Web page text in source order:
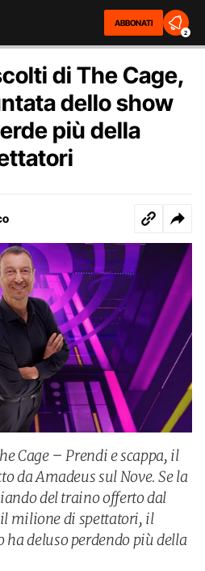
ABBONATI
2
di The Cage,
dello show
più della
Cage – Prendi e scappa, il
da Amadeus sul Nove. Se la
del traino offerto dal
milione di spettatori, il
deluso perdendo più della